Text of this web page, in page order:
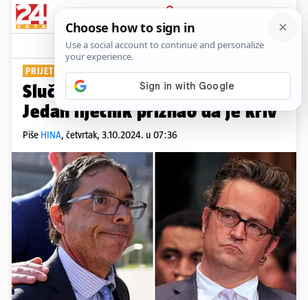
PRIJAVA
Show Komentari
PRIJETI MU 10 GODINA ZATVORA
Slučaj smrti Matthewa Perryja:
Jedan liječnik priznao da je kriv
Piše HINA, četvrtak, 3.10.2024. u 07:36